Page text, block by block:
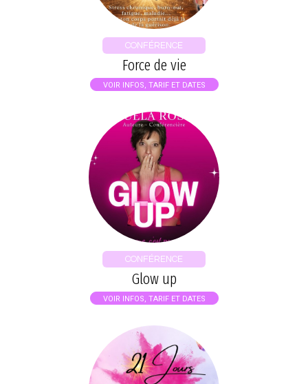
CONFÉRENCE
Force de vie
VOIR INFOS, TARIF ET DATES
CONFÉRENCE
Glow up
VOIR INFOS, TARIF ET DATES